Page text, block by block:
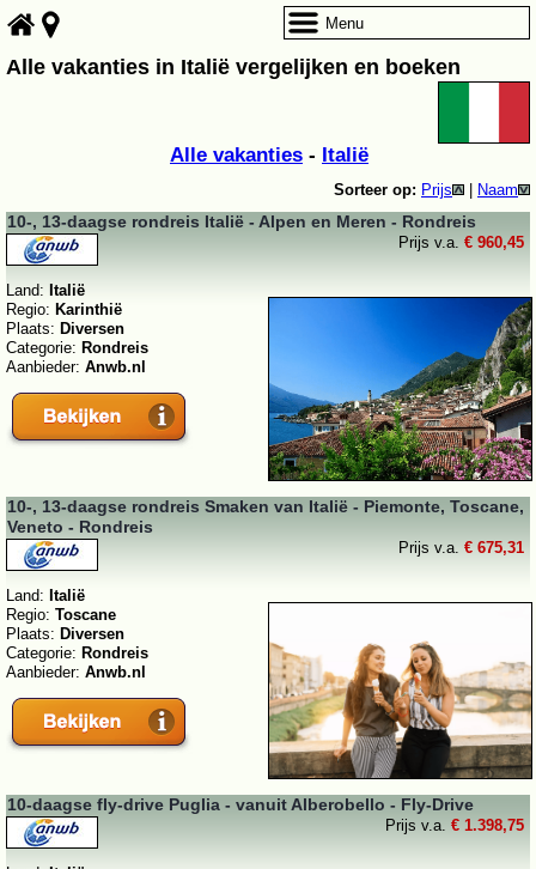
Alle vakanties in Italië vergelijken en boeken
Alle vakanties - Italië
Sorteer op: Prijs Naam
10-, 13-daagse rondreis Italië - Alpen en Meren - Rondreis
Prijs v.a. € 960,45
Land: Italië
Regio: Karinthië
Plaats: Diversen
Categorie: Rondreis
Aanbieder: Anwb.nl
10-, 13-daagse rondreis Smaken van Italië - Piemonte, Toscane,
Veneto - Rondreis
Prijs v.a. € 675,31
Land: Italië
Regio: Toscane
Plaats: Diversen
Categorie: Rondreis
Aanbieder: Anwb.nl
10-daagse fly-drive Puglia - vanuit Alberobello - Fly-Drive
Prijs v.a. € 1.398,75
Menu